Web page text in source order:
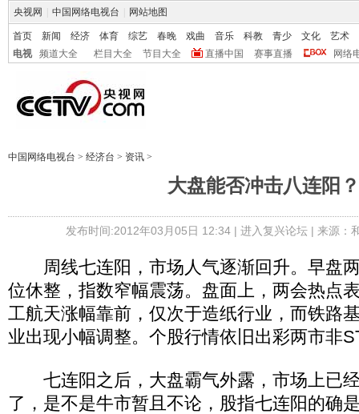
央视网 中国网络电视台 网站地图
首页 新闻 经济 体育 综艺 春晚 戏曲 音乐 科教 青少 文化
艺术
电视
频道大全 栏目大全 节目大全 直播中国 赛事直播 网络
中国网络电视台 > 经济台 > 资讯 >
大盘能否冲击八连阳？
发布时间:2012年03月05日 12:34 | 进入复兴论坛| 来源：
周线七连阳，市场人气逐渐回升。早盘
位休整，指数窄幅震荡。盘面上，两会热点
工航天涨幅靠前，仅次于造纸行业，而铁路
业出现小幅调整。个股行情依旧出彩两市非
七连阳之后，大盘霸气外露，市场上已
了，是不是牛市暂且不论，股指七连阳的确